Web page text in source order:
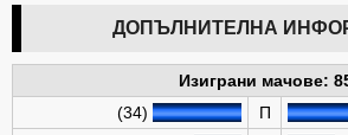
ДОПЪЛНИТЕЛНА
Изиграни мачове:
(34)
П